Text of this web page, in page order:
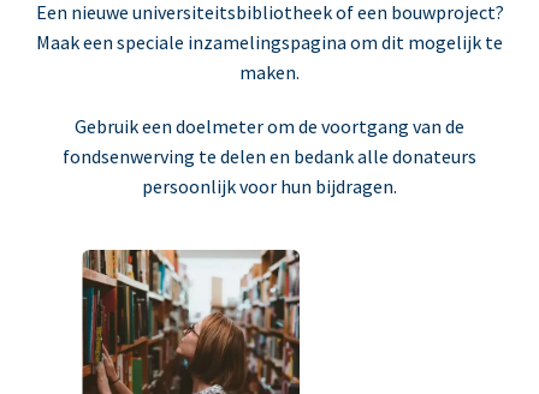
Een nieuwe universiteitsbibliotheek of een bouwproject?
Maak een speciale inzamelingspagina om dit mogelijk te
maken.
Gebruik een doelmeter om de voortgang van de
fondsenwerving te delen en bedank alle donateurs
persoonlijk voor hun bijdragen.